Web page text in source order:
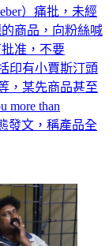
）痛批，未經
商品，向粉絲喊
准，不要
印有小賈斯汀頭
，某先商品甚至
more than
發文，稱產品全